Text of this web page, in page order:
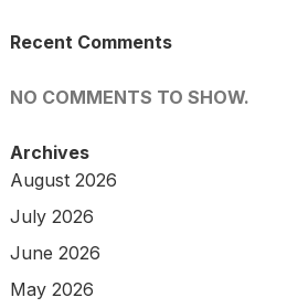
Recent Comments
NO COMMENTS TO SHOW.
Archives
August 2026
July 2026
June 2026
May 2026